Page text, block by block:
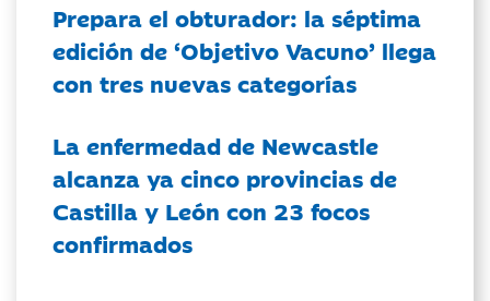
Prepara el obturador: la séptima
edición de ‘Objetivo Vacuno’ llega
con tres nuevas categorías
La enfermedad de Newcastle
alcanza ya cinco provincias de
Castilla y León con 23 focos
confirmados